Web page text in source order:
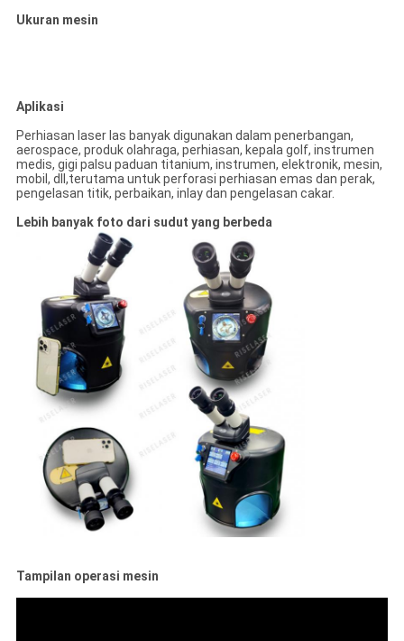
Ukuran mesin
Aplikasi
Perhiasan laser las banyak digunakan dalam penerbangan,
aerospace, produk olahraga, perhiasan, kepala golf, instrumen
medis, gigi palsu paduan titanium, instrumen, elektronik, mesin,
mobil, dll,terutama untuk perforasi perhiasan emas dan perak,
pengelasan titik, perbaikan, inlay dan pengelasan cakar.
Lebih banyak foto dari sudut yang berbeda
Tampilan operasi mesin